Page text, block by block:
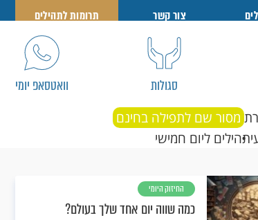
צור קשר תרומות לתהילים
סגולות וואטסאפ יומי
מסור שם לתפילה בחינם
תהילים ליום חמישי
החיזוק היומי
כמה שווה יום אחד שלך בעולם?